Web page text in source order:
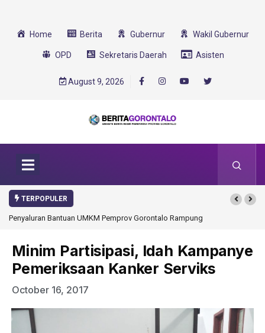
Home Berita Gubernur Wakil Gubernur
OPD Sekretaris Daerah Asisten
August 9, 2026
TERPOPULER
Penyaluran Bantuan UMKM Pemprov Gorontalo Rampung
Minim Partisipasi, Idah Kampanye
Pemeriksaan Kanker Serviks
October 16, 2017